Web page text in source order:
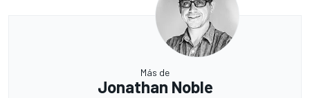
Más de
Jonathan Noble